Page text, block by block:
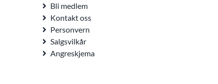
Bli medlem
Kontakt oss
Personvern
Salgsvilkår
Angreskjema